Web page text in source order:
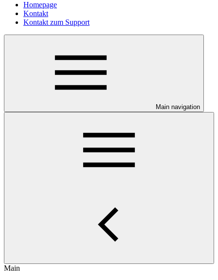
Homepage
Kontakt
Kontakt zum Support
Main navigation
Main